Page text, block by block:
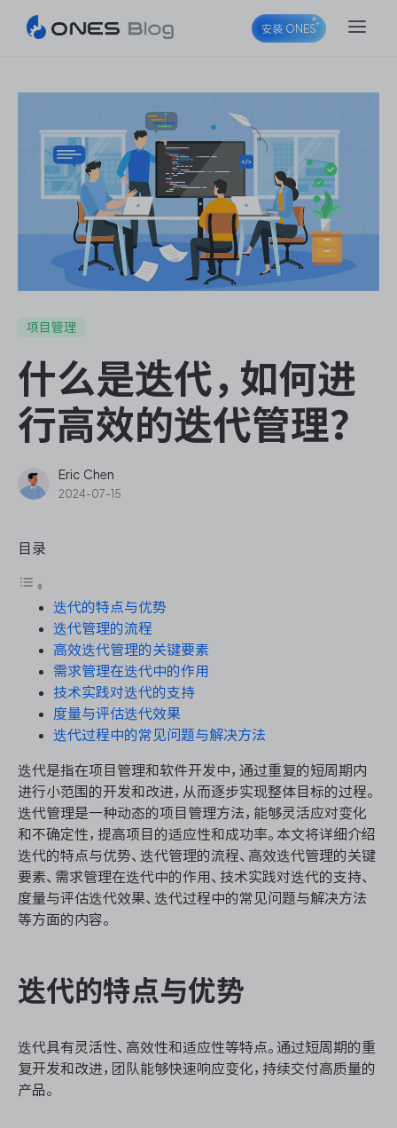
ONES Project
ONES Wiki
ONES Desk
ONES Assistant
瀑布项目管理
测试管理
研发效能管理
资源和工时管理
服务台和工单管理
IPD 研发管理
安装 ONES
项目管理
什么是迭代，如何进
行高效的迭代管理？
Eric Chen
2024-07-15
目录
迭代的特点与优势
迭代管理的流程
高效迭代管理的关键要素
需求管理在迭代中的作用
技术实践对迭代的支持
度量与评估迭代效果
迭代过程中的常见问题与解决方法
迭代是指在项目管理和软件开发中，通过重复的短周期内
进行小范围的开发和改进，从而逐步实现整体目标的过程。
迭代管理是一种动态的项目管理方法，能够灵活应对变化
和不确定性，提高项目的适应性和成功率。本文将详细介绍
迭代的特点与优势、迭代管理的流程、高效迭代管理的关键
要素、需求管理在迭代中的作用、技术实践对迭代的支持、
度量与评估迭代效果、迭代过程中的常见问题与解决方法
等方面的内容。
迭代的特点与优势
迭代具有灵活性、高效性和适应性等特点。通过短周期的重
复开发和改进，团队能够快速响应变化，持续交付高质量的
产品。